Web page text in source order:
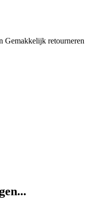
Gemakkelijk retourneren